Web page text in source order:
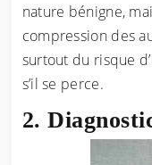
nature bénigne,
compression des
surtout du risque
s’il se perce.